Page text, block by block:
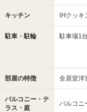
キッチン IHクッ
駐車・駐輪 駐車場1
部屋の特徴 全居室洋
バルコニー・テ
ラス・庭
バルコニ